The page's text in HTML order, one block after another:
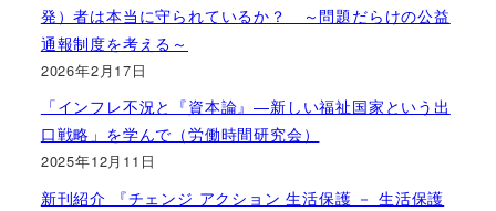
発）者は本当に守られているか？ ～問題だらけの公益
通報制度を考える～
2026年2月17日
「インフレ不況と『資本論』―新しい福祉国家という出
口戦略」を学んで（労働時間研究会）
2025年12月11日
新刊紹介 『チェンジ アクション 生活保護 － 生活保護